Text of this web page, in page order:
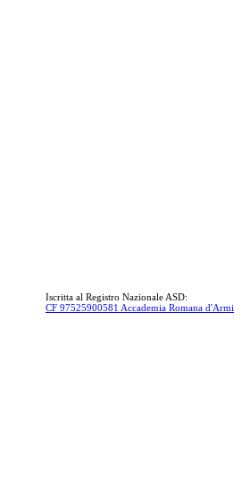
Iscritta al Registro Nazionale ASD:
CF 97525900581 Accademia Romana d'Armi